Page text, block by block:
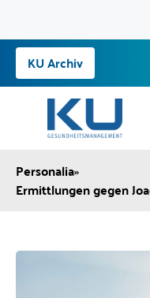
Zum
Inhalt
springen
KU Archiv
Personalia»
Ermittlungen gegen